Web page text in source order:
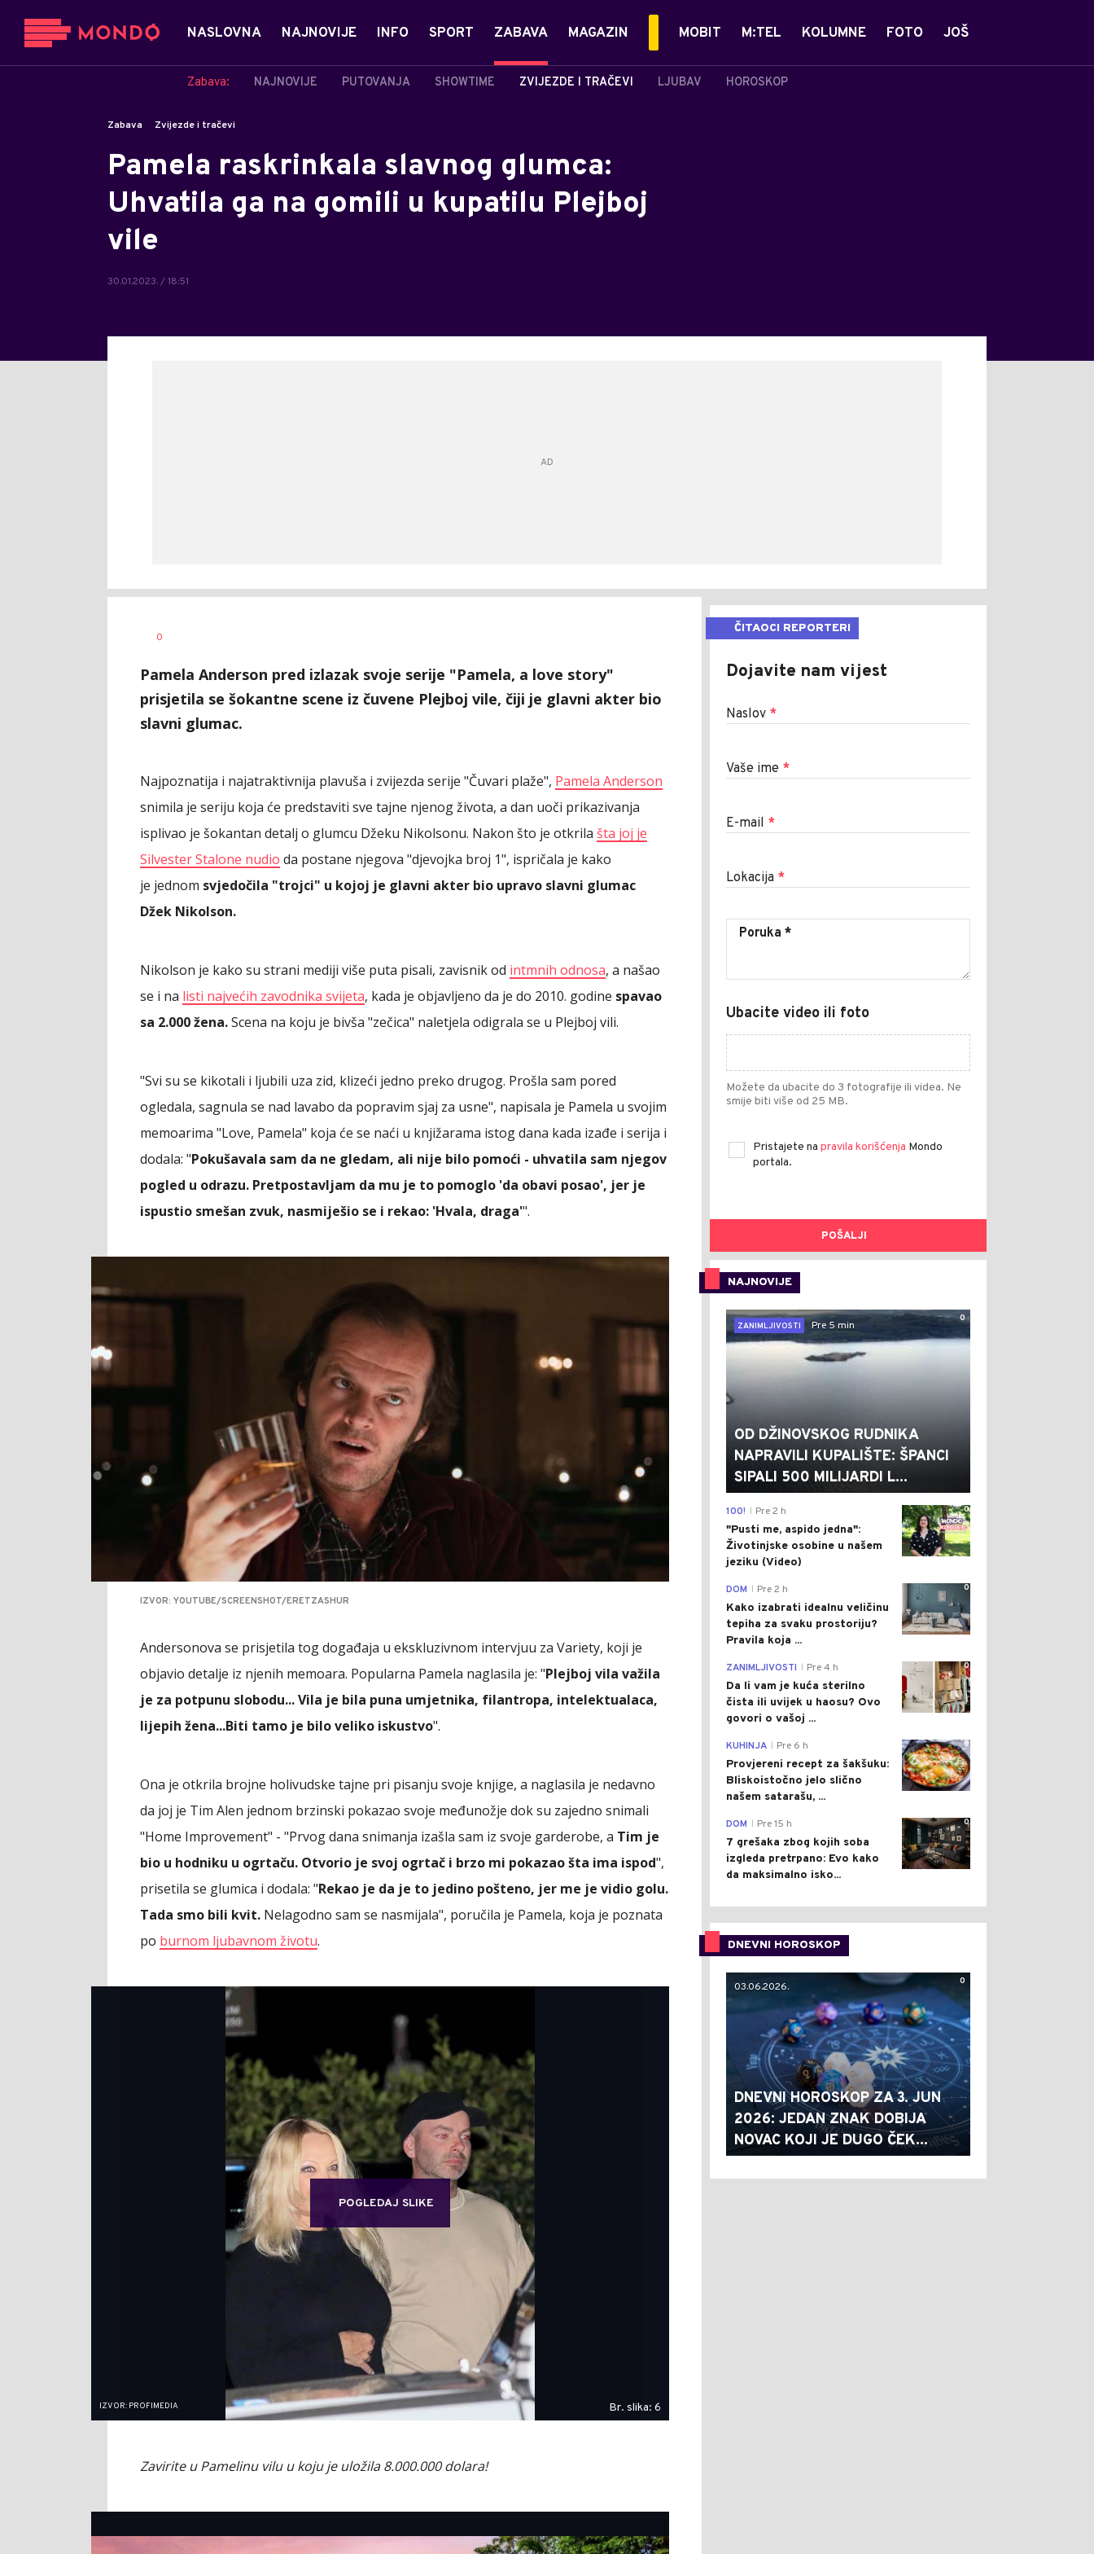
NASLOVNA NAJNOVIJE INFO SPORT ZABAVA
Zabava: NAJNOVIJE PUTOVANJA SHOWTIME ZVIJEZDE I TRAČEVI LJUBAV HOROSKOP
MAGAZIN MOBIT M:TEL KOLUMNE FOTO JOŠ
Zabava Zvijezde i tračevi
Pamela raskrinkala slavnog glumca:
Uhvatila ga na gomili u kupatilu Plejboj
vile
30.01.2023. / 18:51
AUTOR
0
Pamela Anderson pred izlazak svoje serije "Pamela, a love story"
prisjetila se šokantne scene iz čuvene Plejboj vile, čiji je glavni akter bio
slavni glumac.
Najpoznatija i najatraktivnija plavuša i zvijezda serije "Čuvari plaže", Pamela Anderson
snimila je seriju koja će predstaviti sve tajne njenog života, a dan uoči prikazivanja
isplivao je šokantan detalj o glumcu Džeku Nikolsonu. Nakon što je otkrila šta joj je
Silvester Stalone nudio da postane njegova "djevojka broj 1", ispričala je kako
je jednom svjedočila "trojci" u kojoj je glavni akter bio upravo slavni glumac
Džek Nikolson.
Nikolson je kako su strani mediji više puta pisali, zavisnik od intmnih odnosa, a našao
se i na listi najvećih zavodnika svijeta, kada je objavljeno da je do 2010. godine spavao
sa 2.000 žena.Scena na koju je bivša "zečica" naletjela odigrala se u Plejboj vili.
"Svi su se kikotali i ljubili uza zid, klizeći jedno preko drugog. Prošla sam pored
ogledala, sagnula se nad lavabo da popravim sjaj za usne", napisala je Pamela u svojim
memoarima "Love, Pamela" koja će se naći u knjižarama istog dana kada izađe i serija i
dodala: "Pokušavala sam da ne gledam, ali nije bilo pomoći - uhvatila sam njegov
pogled u odrazu. Pretpostavljam da mu je to pomoglo 'da obavi posao', jer je
ispustio smešan zvuk, nasmiješio se i rekao: 'Hvala, draga'".
IZVOR: YOUTUBE/SCREENSHOT/ERETZASHUR
Andersonova se prisjetila tog događaja u ekskluzivnom intervjuu za Variety, koji je
objavio detalje iz njenih memoara. Popularna Pamela naglasila je: "Plejboj vila važila
je za potpunu slobodu... Vila je bila puna umjetnika, filantropa, intelektualaca,
lijepih žena...Biti tamo je bilo veliko iskustvo".
Ona je otkrila brojne holivudske tajne pri pisanju svoje knjige, a naglasila je nedavno
da joj je Tim Alen jednom brzinski pokazao svoje međunožje dok su zajedno snimali
"Home Improvement" - "Prvog dana snimanja izašla sam iz svoje garderobe, a Tim je
bio u hodniku u ogrtaču. Otvorio je svoj ogrtač i brzo mi pokazao šta ima ispod",
prisetila se glumica i dodala: "Rekao je da je to jedino pošteno, jer me je vidio golu.
Tada smo bili kvit. Nelagodno sam se nasmijala", poručila je Pamela, koja je poznata
po burnom ljubavnom životu.
POGLEDAJ SLIKE
IZVOR: PROFIMEDIA Br. slika: 6
Zavirite u Pamelinu vilu u koju je uložila 8.000.000 dolara!
ČITAOCI REPORTERI
Dojavite nam vijest
Naslov *
Vaše ime *
E-mail *
Lokacija *
Ubacite video ili foto
Možete da ubacite do 3 fotografije ili videa. Ne
smije biti više od 25 MB.
Pristajete na pravila korišćenja Mondo
portala.
POŠALJI
NAJNOVIJE
0
ZANIMLJIVOSTI
Pre 5 min
OD DŽINOVSKOG RUDNIKA
NAPRAVILI KUPALIŠTE: ŠPANCI
SIPALI 500 MILIJARDI L...
0
100! Pre 2 h
"Pusti me, aspido jedna":
Životinjske osobine u našem
jeziku (Video)
0
DOM Pre 2 h
Kako izabrati idealnu veličinu
tepiha za svaku prostoriju?
Pravila koja ...
0
ZANIMLJIVOSTI Pre 4 h
Da li vam je kuća sterilno
čista ili uvijek u haosu? Ovo
govori o vašoj ...
0
KUHINJA Pre 6 h
Provjereni recept za šakšuku:
Bliskoistočno jelo slično
našem satarašu, ...
0
DOM Pre 15 h
7 grešaka zbog kojih soba
izgleda pretrpano: Evo kako
da maksimalno isko...
DNEVNI HOROSKOP
0
03.06.2026.
DNEVNI HOROSKOP ZA 3. JUN
2026: JEDAN ZNAK DOBIJA
NOVAC KOJI JE DUGO ČEK...